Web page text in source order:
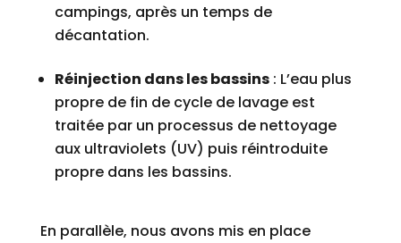
campings, après un temps de
décantation.
Réinjection dans les bassins: L’eau plus
propre de fin de cycle de lavage est
traitée par un processus de nettoyage
aux ultraviolets (UV) puis réintroduite
propre dans les bassins.
En parallèle, nous avons mis en place